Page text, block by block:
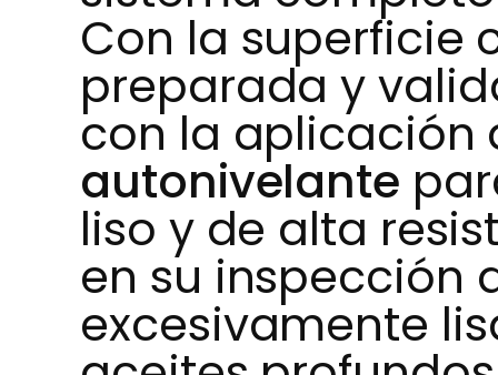
Con la superficie
preparada y
con la aplicación
autonivelante
liso y de alta
en su inspección
excesivamente